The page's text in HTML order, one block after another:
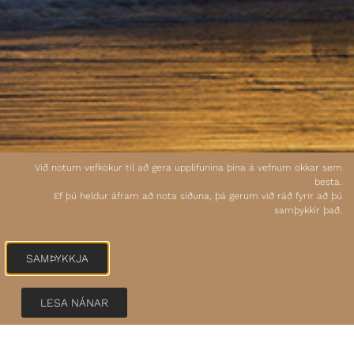
Við notum vefkökur til að gera upplifunina þína á vefnum okkar sem
besta.
Ef þú heldur áfram að nota síðuna, þá gerum við ráð fyrir að þú
samþykkir það.
SAMÞYKKJA
LESA NÁNAR